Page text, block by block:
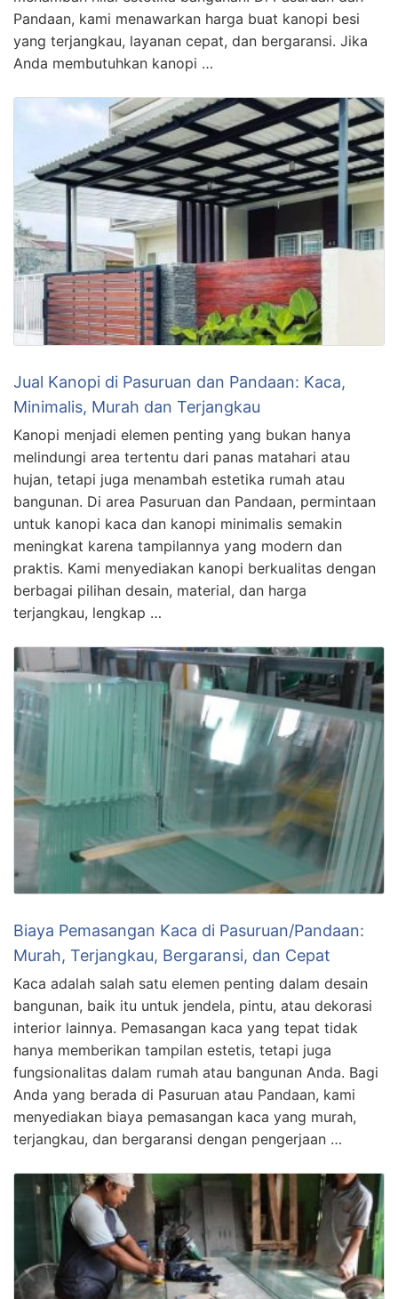
Pandaan, kami menawarkan harga buat kanopi besi
yang terjangkau, layanan cepat, dan bergaransi. Jika
Anda membutuhkan kanopi …
Jual Kanopi di Pasuruan dan Pandaan: Kaca,
Minimalis, Murah dan Terjangkau
Kanopi menjadi elemen penting yang bukan hanya
melindungi area tertentu dari panas matahari atau
hujan, tetapi juga menambah estetika rumah atau
bangunan. Di area Pasuruan dan Pandaan, permintaan
untuk kanopi kaca dan kanopi minimalis semakin
meningkat karena tampilannya yang modern dan
praktis. Kami menyediakan kanopi berkualitas dengan
berbagai pilihan desain, material, dan harga
terjangkau, lengkap …
Biaya Pemasangan Kaca di Pasuruan/Pandaan:
Murah, Terjangkau, Bergaransi, dan Cepat
Kaca adalah salah satu elemen penting dalam desain
bangunan, baik itu untuk jendela, pintu, atau dekorasi
interior lainnya. Pemasangan kaca yang tepat tidak
hanya memberikan tampilan estetis, tetapi juga
fungsionalitas dalam rumah atau bangunan Anda. Bagi
Anda yang berada di Pasuruan atau Pandaan, kami
menyediakan biaya pemasangan kaca yang murah,
terjangkau, dan bergaransi dengan pengerjaan …